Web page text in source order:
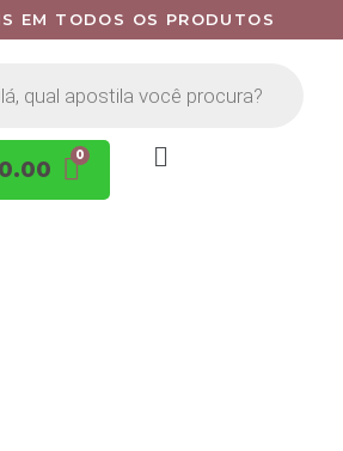
EM TODOS OS PRODUTOS